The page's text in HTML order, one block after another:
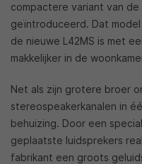
compactere variant van de
geïntroduceerd. Dat
de nieuwe L42MS is met
makkelijker in de
Net als zijn grotere broer
stereospeakerkanalen in
behuizing. Door een
geplaatste luidsprekers
fabrikant een groots